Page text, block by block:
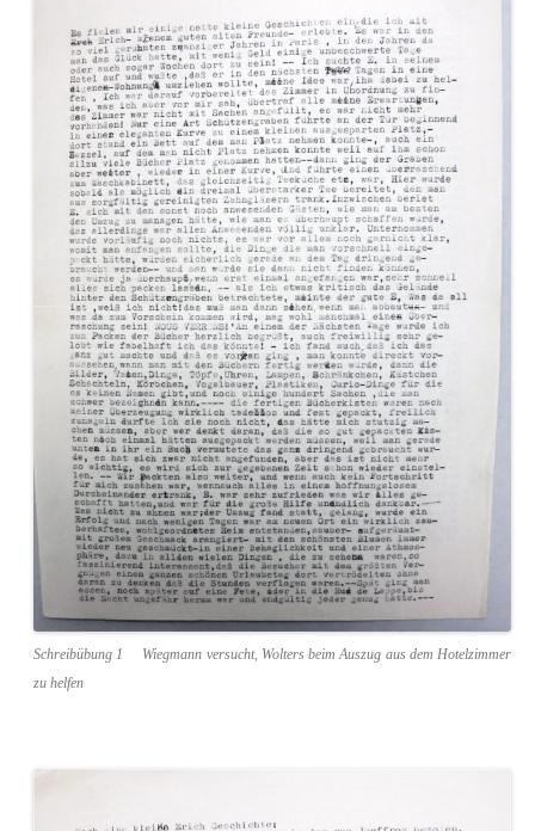
Schreibübung 1 Wiegmann versucht, Wolters beim Auszug aus dem Hotelzimmer
zu helfen